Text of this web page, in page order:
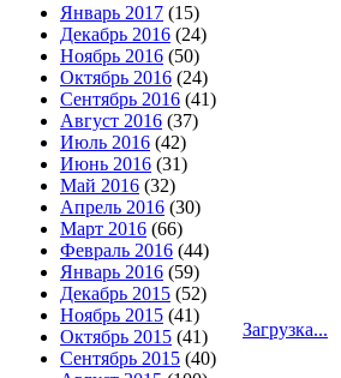
Январь 2017 (15)
Декабрь 2016 (24)
Ноябрь 2016 (50)
Октябрь 2016 (24)
Сентябрь 2016 (41)
Август 2016 (37)
Июль 2016 (42)
Июнь 2016 (31)
Май 2016 (32)
Апрель 2016 (30)
Март 2016 (66)
Февраль 2016 (44)
Январь 2016 (59)
Декабрь 2015 (52)
Ноябрь 2015 (41)
Октябрь 2015 (41)
Сентябрь 2015 (40)
Загрузка...